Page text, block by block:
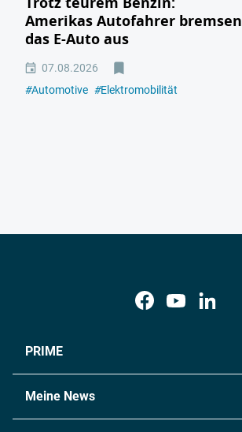
Amerikas Autofahrer bremsen
das E-Auto aus
07.08.2026
#Automotive #Elektromobilität
PRIME
Meine News